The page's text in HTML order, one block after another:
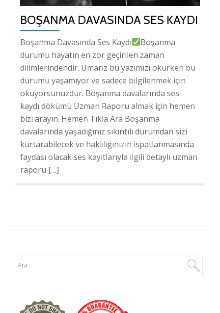
BOŞANMA DAVASINDA SES KAYDI
Boşanma Davasında Ses Kaydı
Boşanma
durumu hayatın en zor geçirilen zaman
dilimlerindendir. Umarız bu yazımızı okurken bu
durumu yaşamıyor ve sadece bilgilenmek için
okuyorsunuzdur. Boşanma davalarında ses
kaydı dökümü Uzman Raporu almak için hemen
bizi arayın. Hemen Tıkla Ara Boşanma
davalarında yaşadığınız sıkıntılı durumdan sizi
kurtarabilecek ve haklılığınızın ispatlanmasında
faydası olacak ses kayıtlarıyla ilgili detaylı uzman
raporu […]